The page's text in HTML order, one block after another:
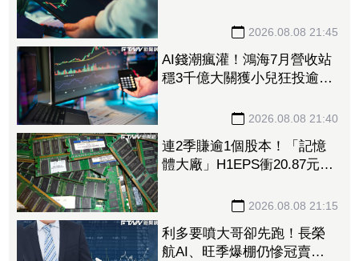
2026.08.08 21:45
AI錢潮瘋灌！鴻海7月營收站
穩3千億大關獲小兒狂投逾7
收首跨9千億、法說前夕吸買
2026.08.08 21:40
連2季賺逾1個股本！「記憶
體大廠」H1EPS衝20.87元
2026.08.08 21:15
利多要噴大哥卻先跑！長榮
航AI、旺季爆棚仍慘冠賣超